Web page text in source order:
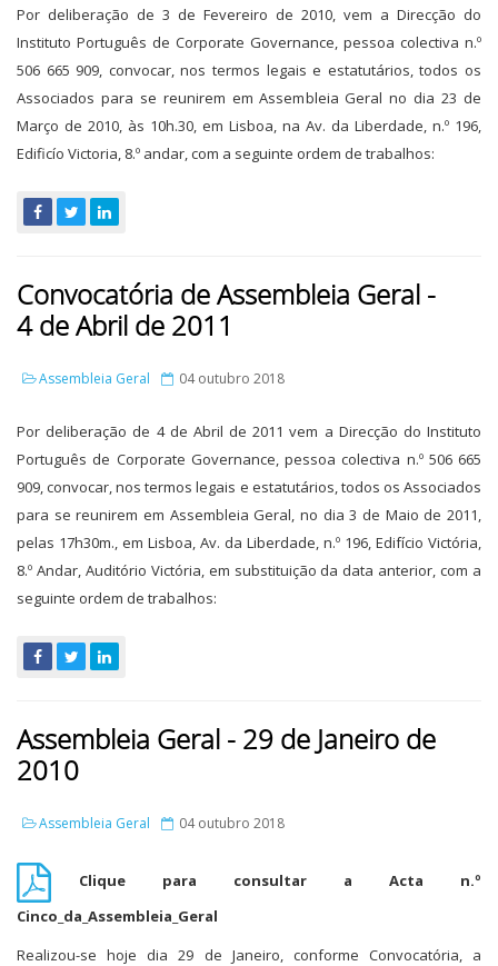
Por deliberação de 3 de Fevereiro de 2010, vem a Direcção do
Instituto Português de Corporate Governance, pessoa colectiva n.º
506 665 909, convocar, nos termos legais e estatutários, todos os
Associados para se reunirem em Assembleia Geral no dia 23 de
Março de 2010, às 10h.30, em Lisboa, na Av. da Liberdade, n.º 196,
Edificío Victoria, 8.º andar, com a seguinte ordem de trabalhos:
Convocatória de Assembleia Geral -
4 de Abril de 2011
Assembleia Geral 04 outubro 2018
Por deliberação de 4 de Abril de 2011 vem a Direcção do Instituto
Português de Corporate Governance, pessoa colectiva n.º 506 665
909, convocar, nos termos legais e estatutários, todos os Associados
para se reunirem em Assembleia Geral, no dia 3 de Maio de 2011,
pelas 17h30m., em Lisboa, Av. da Liberdade, n.º 196, Edifício Victória,
8.º Andar, Auditório Victória, em substituição da data anterior, com a
seguinte ordem de trabalhos:
Assembleia Geral - 29 de Janeiro de
2010
Assembleia Geral 04 outubro 2018
Clique para consultar a Acta n.º
Cinco_da_Assembleia_Geral
Realizou-se hoje dia 29 de Janeiro, conforme Convocatória, a